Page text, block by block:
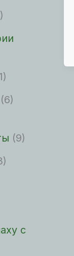
(6)
(9)
с